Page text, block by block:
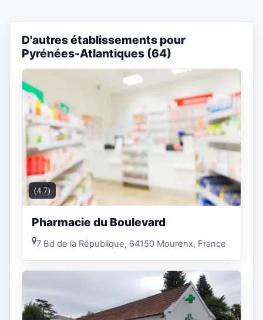
D'autres établissements pour
Pyrénées-Atlantiques (64)
(4.7)
Pharmacie du Boulevard
7 Bd de la République, 64150 Mourenx, France